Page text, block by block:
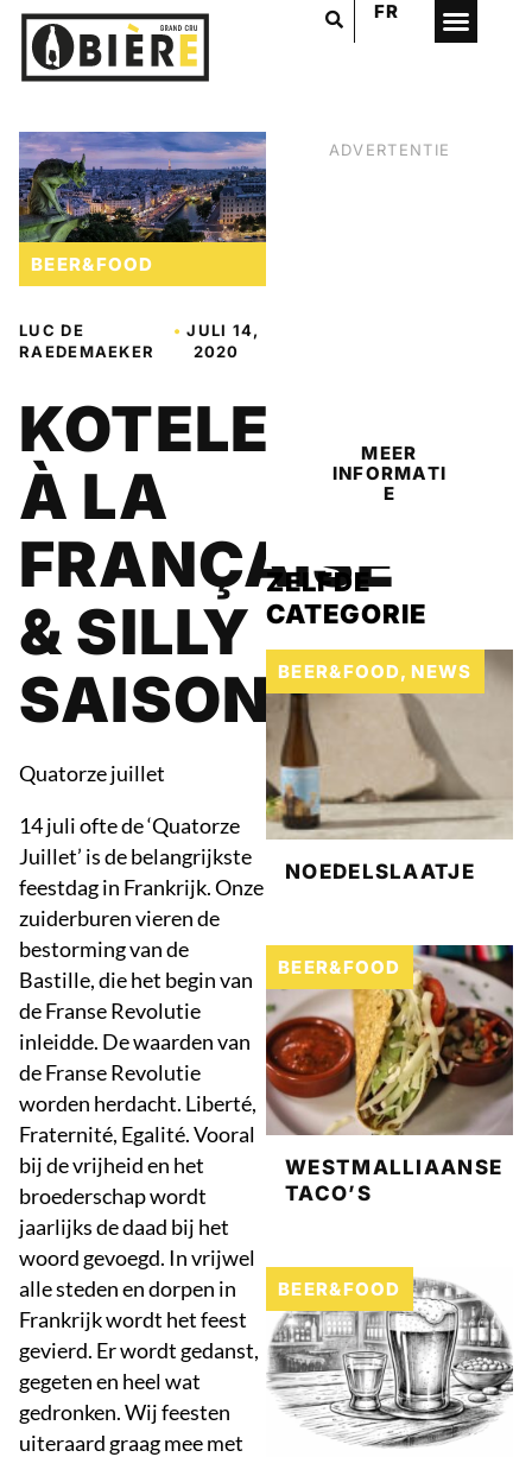
FR
BEER&FOOD
LUC DE
RAEDEMAEKER
•JULI 14,
2020
KOTELET
À LA
FRANÇAISE
& SILLY
SAISON
Quatorze juillet
14 juli ofte de ‘Quatorze
Juillet’ is de belangrijkste
feestdag in Frankrijk. Onze
zuiderburen vieren de
bestorming van de
Bastille, die het begin van
de Franse Revolutie
inleidde. De waarden van
de Franse Revolutie
worden herdacht. Liberté,
Fraternité, Egalité. Vooral
bij de vrijheid en het
broederschap wordt
jaarlijks de daad bij het
woord gevoegd. In vrijwel
alle steden en dorpen in
Frankrijk wordt het feest
gevierd. Er wordt gedanst,
gegeten en heel wat
gedronken. Wij feesten
uiteraard graag mee met
ADVERTENTIE
MEER
INFORMATI
E
ZELFDE
CATEGORIE
BEER&FOOD,NEWS
NOEDELSLAATJE
BEER&FOOD
WESTMALLIAANSE
TACO’S
BEER&FOOD